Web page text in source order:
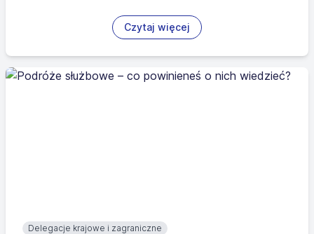
Czytaj więcej
Delegacje krajowe i zagraniczne